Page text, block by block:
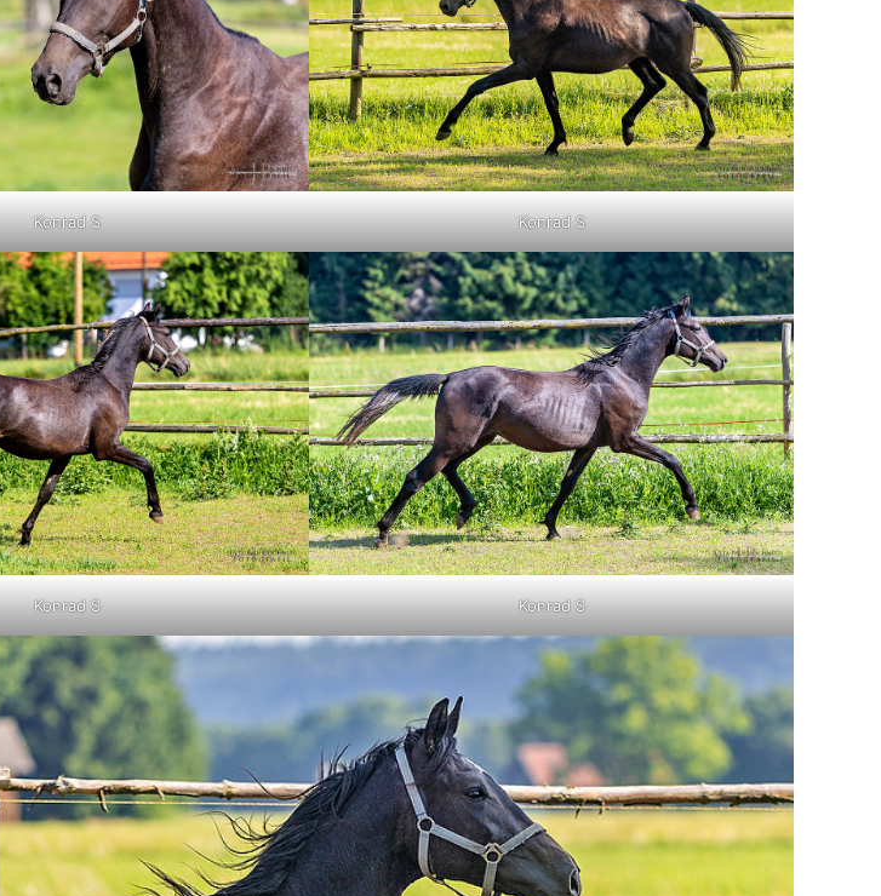
Konrad S Konrad S
Konrad S Konrad S